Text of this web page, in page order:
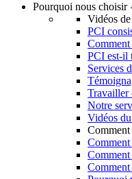
Pourquoi nous choisir
Vidéos
PCI
Comment
PCI est-il
Services
Travailler
Notre
Vidéos
Comment